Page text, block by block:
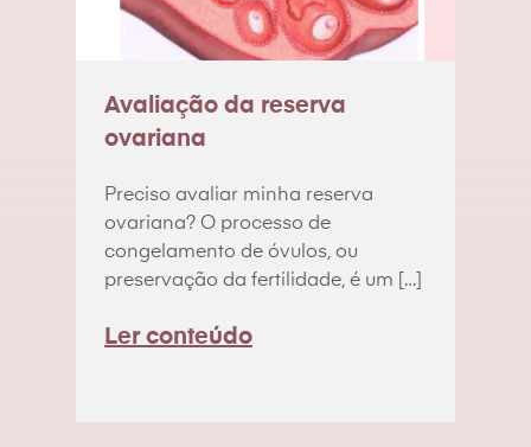
Avaliação da reserva
ovariana
Preciso avaliar minha reserva
ovariana? O processo de
congelamento de óvulos, ou
preservação da fertilidade, é um […]
Ler conteúdo